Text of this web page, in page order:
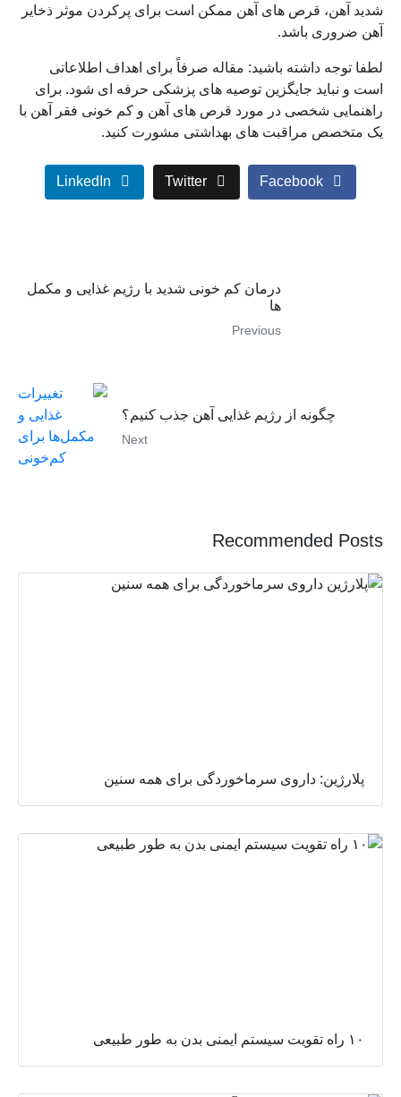
شدید آهن، قرص های آهن ممکن است برای پرکردن موثر ذخایر
آهن ضروری باشد.
لطفا توجه داشته باشید: مقاله صرفاً برای اهداف اطلاعاتی
است و نباید جایگزین توصیه های پزشکی حرفه ای شود. برای
راهنمایی شخصی در مورد قرص های آهن و کم خونی فقر آهن با
یک متخصص مراقبت های بهداشتی مشورت کنید.
Facebook
Twitter
LinkedIn
درمان کم خونی شدید با رژیم غذایی و مکمل
ها
Previous
چگونه از رژیم غذایی آهن جذب کنیم؟
Next
Recommended Posts
پلارژین: داروی سرماخوردگی برای همه سنین
۱۰ راه تقویت سیستم ایمنی بدن به طور طبیعی